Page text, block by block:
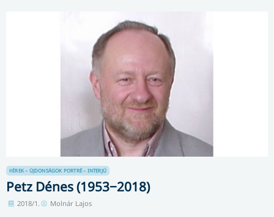
HÍREK – ÚJDONSÁGOK PORTRÉ – INTERJÚ
Petz Dénes (1953−2018)
2018/1. Molnár Lajos